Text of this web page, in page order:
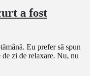
a fost
Eu prefer să spun
zi de relaxare. Nu, nu